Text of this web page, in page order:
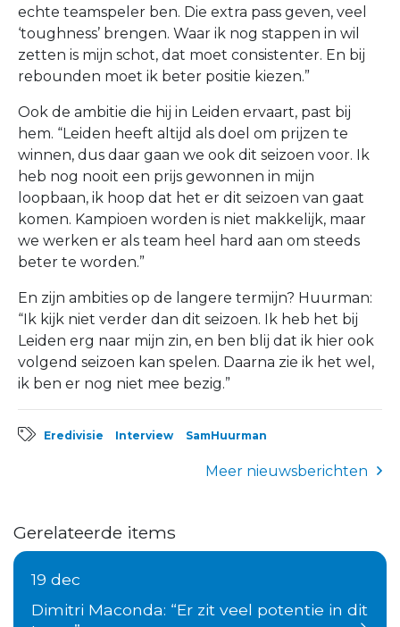
echte teamspeler ben. Die extra pass geven, veel
‘toughness’ brengen. Waar ik nog stappen in wil
zetten is mijn schot, dat moet consistenter. En bij
rebounden moet ik beter positie kiezen.”
Ook de ambitie die hij in Leiden ervaart, past bij
hem. “Leiden heeft altijd als doel om prijzen te
winnen, dus daar gaan we ook dit seizoen voor. Ik
heb nog nooit een prijs gewonnen in mijn
loopbaan, ik hoop dat het er dit seizoen van gaat
komen. Kampioen worden is niet makkelijk, maar
we werken er als team heel hard aan om steeds
beter te worden.”
En zijn ambities op de langere termijn? Huurman:
“Ik kijk niet verder dan dit seizoen. Ik heb het bij
Leiden erg naar mijn zin, en ben blij dat ik hier ook
volgend seizoen kan spelen. Daarna zie ik het wel,
ik ben er nog niet mee bezig.”
Eredivisie Interview SamHuurman
Meer nieuwsberichten
Gerelateerde items
19 dec
Dimitri Maconda: “Er zit veel potentie in dit